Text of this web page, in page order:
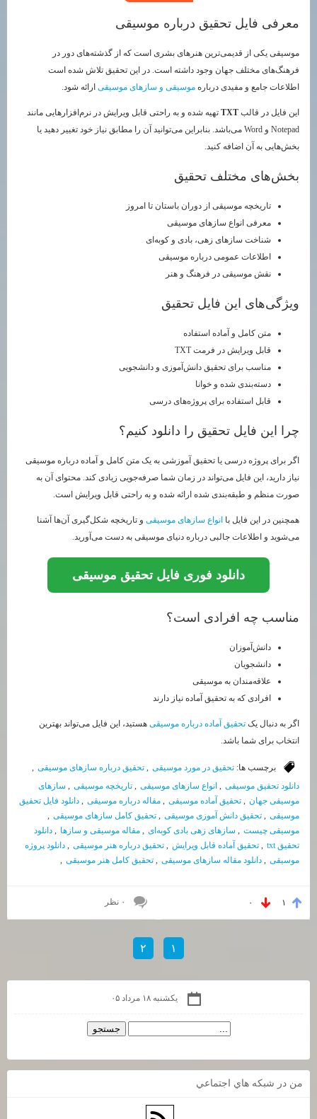
معرفی فایل تحقیق درباره موسیقی
موسیقی یکی از قدیمی‌ترین هنرهای بشری است که از گذشته‌های دور در
فرهنگ‌های مختلف جهان وجود داشته است. در این تحقیق تلاش شده است
اطلاعات جامع و مفیدی درباره موسیقی و سازهای موسیقی ارائه شود.
این فایل در قالب TXT تهیه شده و به راحتی قابل ویرایش در نرم‌افزارهایی مانند
Notepad و Word می‌باشد. بنابراین می‌توانید آن را مطابق نیاز خود تغییر دهید یا
بخش‌هایی به آن اضافه کنید.
بخش‌های مختلف تحقیق
تاریخچه موسیقی از دوران باستان تا امروز
معرفی انواع سازهای موسیقی
شناخت سازهای زهی، بادی و کوبه‌ای
اطلاعات عمومی درباره موسیقی
نقش موسیقی در فرهنگ و هنر
ویژگی‌های این فایل تحقیق
متن کامل و آماده استفاده
قابل ویرایش در فرمت TXT
مناسب برای تحقیق دانش‌آموزی و دانشجویی
دسته‌بندی شده و خوانا
قابل استفاده برای پروژه‌های درسی
چرا این فایل تحقیق را دانلود کنیم؟
اگر برای پروژه درسی یا تحقیق آموزشی به یک متن کامل و آماده درباره موسیقی
نیاز دارید، این فایل می‌تواند در زمان شما صرفه‌جویی زیادی کند. محتوای آن به
صورت منظم و طبقه‌بندی شده ارائه شده و به راحتی قابل ویرایش است.
همچنین در این فایل با انواع سازهای موسیقی و تاریخچه شکل‌گیری آن‌ها آشنا
می‌شوید و اطلاعات جالبی درباره دنیای موسیقی به دست می‌آورید.
دانلود فوری فایل تحقیق موسیقی
مناسب چه افرادی است؟
دانش‌آموزان
دانشجویان
علاقه‌مندان به موسیقی
افرادی که به تحقیق آماده نیاز دارند
اگر به دنبال یک تحقیق آماده درباره موسیقی هستید، این فایل می‌تواند بهترین
انتخاب برای شما باشد.
برچسب ها: تحقیق در مورد موسیقی , تحقیق درباره سازهای موسیقی ,
دانلود تحقیق موسیقی , انواع سازهای موسیقی , تاریخچه موسیقی , سازهای
موسیقی جهان , تحقیق آماده موسیقی , مقاله درباره موسیقی , دانلود فایل تحقیق
موسیقی , تحقیق دانش آموزی موسیقی , تحقیق کامل سازهای موسیقی ,
موسیقی چیست , سازهای زهی بادی کوبه‌ای , مقاله موسیقی و سازها , دانلود
تحقیق txt
, تحقیق آماده قابل ویرایش , تحقیق درباره هنر موسیقی , دانلود پروژه
موسیقی , دانلود مقاله سازهای موسیقی , تحقیق کامل هنر موسیقی ,
۱ ۰ ۰ نظر
۱ ۲
یکشنبه ۱۸ مرداد ۰۵
من در شبكه هاي اجتماعي